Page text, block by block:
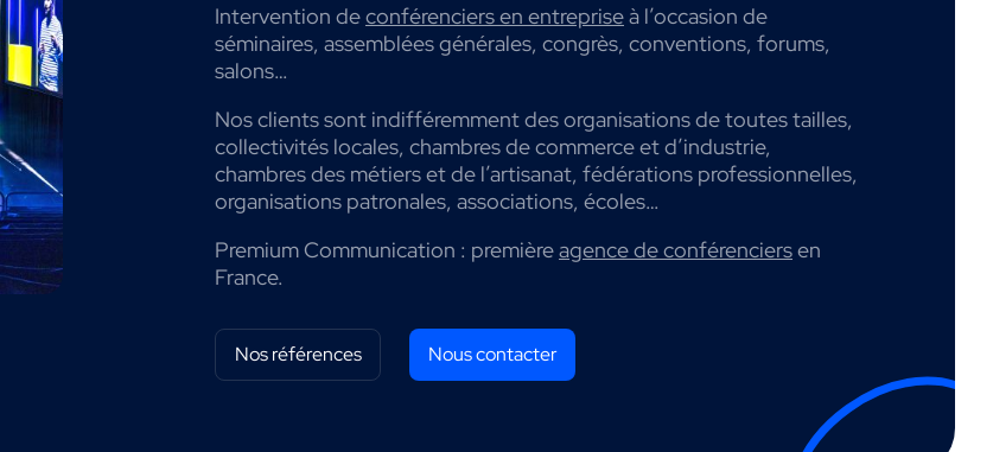
Intervention deconférenciers en entrepriseà l’occasion de
séminaires, assemblées générales, congrès, conventions, forums,
salons…
Nos clients sont indifféremment des organisations de toutes tailles,
collectivités locales, chambres de commerce et d’industrie,
chambres des métiers et de l’artisanat, fédérations professionnelles,
organisations patronales, associations, écoles…
Premium Communication : premièreagence de conférenciersen
France.
Nos références Nous contacter